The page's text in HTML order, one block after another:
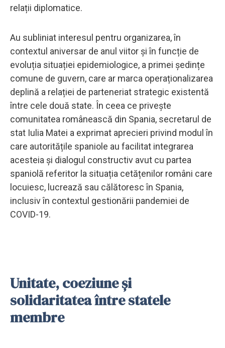
relații diplomatice.
Au subliniat interesul pentru organizarea, în
contextul aniversar de anul viitor și în funcție de
evoluția situației epidemiologice, a primei ședințe
comune de guvern, care ar marca operaționalizarea
deplină a relației de parteneriat strategic existentă
între cele două state. În ceea ce privește
comunitatea românească din Spania, secretarul de
stat Iulia Matei a exprimat aprecieri privind modul în
care autoritățile spaniole au facilitat integrarea
acesteia și dialogul constructiv avut cu partea
spaniolă referitor la situația cetățenilor români care
locuiesc, lucrează sau călătoresc în Spania,
inclusiv în contextul gestionării pandemiei de
COVID-19.
Unitate, coeziune și
solidaritatea între statele
membre